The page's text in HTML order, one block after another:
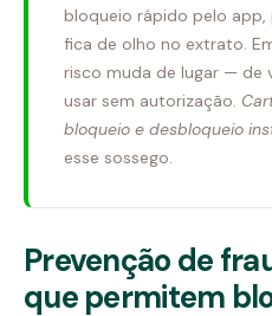
bloqueio rápido pelo
fica de olho no extrato.
risco muda de lugar — de
usar sem autorização.
bloqueio e desbloqueio
esse sossego.
Prevenção de
que permitem